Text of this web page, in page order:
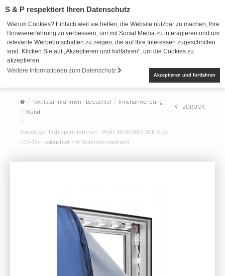
S & P respektiert Ihren Datenschutz
Warum Cookies? Einfach weil sie helfen, die Website nutzbar zu machen, Ihre
Browsererfahrung zu verbessern, um mit Social Media zu interagieren und um
relevante Werbebotschaften zu zeigen, die auf Ihre Interessen zugeschnitten
sind. Klicken Sie auf „Akzeptieren und fortfahren", um die Cookies zu
akzeptieren.
Weitere Informationen zum Datenschutz
Akzeptieren und fortfahren
Textilspannrahmen - beleuchtet
Innenanwendung
Wand
Einseitiger Textilspannrahmen - Profil: AR-90-03-E-SON-Side-
LED-Tex - beleuchtet mit Seiteneinstrahlung
ZURÜCK